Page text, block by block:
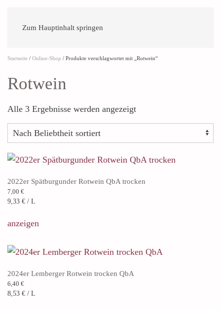
Zum Hauptinhalt springen
Startseite / Online-Shop / Produkte verschlagwortet mit „Rotwein“
Rotwein
Alle 3 Ergebnisse werden angezeigtNach
sortiert
2022er Spätburgunder Rotwein QbA trocken
7,00 €
9,33 € / L
anzeigen
2024er Lemberger Rotwein trocken QbA
6,40 €
8,53 € / L